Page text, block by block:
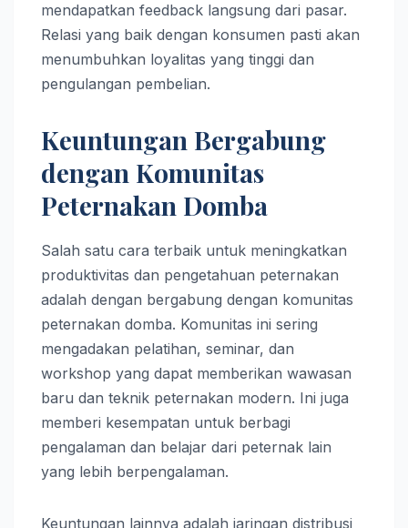
mendapatkan feedback langsung dari pasar.
Relasi yang baik dengan konsumen pasti akan
menumbuhkan loyalitas yang tinggi dan
pengulangan pembelian.
Keuntungan Bergabung
dengan Komunitas
Peternakan Domba
Salah satu cara terbaik untuk meningkatkan
produktivitas dan pengetahuan peternakan
adalah dengan bergabung dengan komunitas
peternakan domba. Komunitas ini sering
mengadakan pelatihan, seminar, dan
workshop yang dapat memberikan wawasan
baru dan teknik peternakan modern. Ini juga
memberi kesempatan untuk berbagi
pengalaman dan belajar dari peternak lain
yang lebih berpengalaman.
Keuntungan lainnya adalah jaringan distribusi